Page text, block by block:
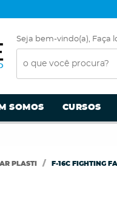
Seja bem-vindo(a), Faça
SOMOS CURSOS
PLASTI F-16C FIGHTING